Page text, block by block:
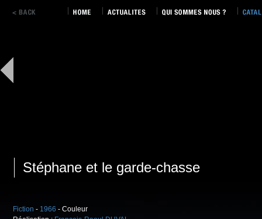
Stéphane et le garde-chasse
Fiction - 1966 - Couleur